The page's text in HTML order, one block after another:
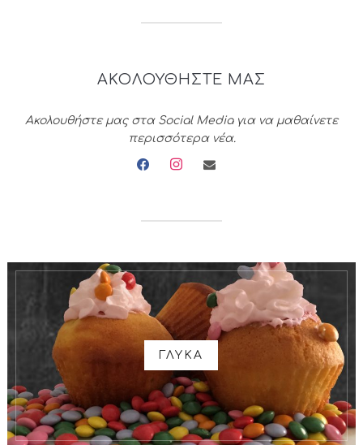
ΑΚΟΛΟΥΘΗΣΤΕ ΜΑΣ
Ακολουθήστε μας στα Social Media για να μαθαίνετε
περισσότερα νέα.
facebookinstagramenvelope
ΓΛΥΚΑ